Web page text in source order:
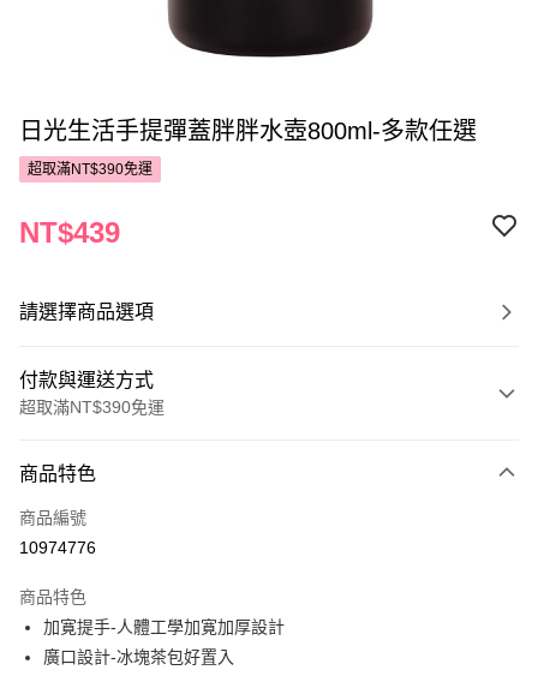
日光生活手提彈蓋胖胖水壺800ml-多款任選
超取滿NT$390免運
NT$439
請選擇商品選項
付款與運送方式
超取滿NT$390免運
POYA支付
信用卡一次付款
LINE Pay
Apple Pay
商品特色
商品編號
10974776
商品特色
加寛提手-人體工學加寛加厚設計
廣口設計-冰塊茶包好置入